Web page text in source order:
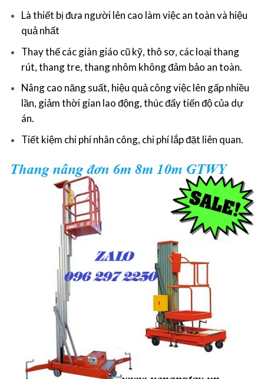
Là thiết bị đưa người lên cao làm việc an toàn và hiệu
quả nhất
Thay thế các giàn giáo cũ kỹ, thô sơ, các loại thang
rút, thang tre, thang nhôm không đảm bảo an toàn.
Nâng cao năng suất, hiệu quả công việc lên gấp nhiều
lần, giảm thời gian lao động, thúc đẩy tiến độ của dự
án.
Tiết kiệm chi phí nhân công, chi phí lắp đặt liên quan.